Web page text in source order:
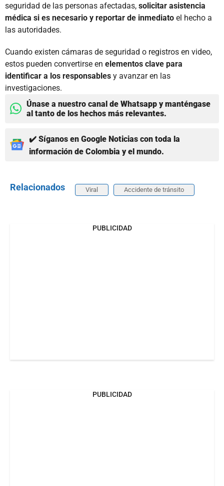
seguridad de las personas afectadas, solicitar asistencia
médica si es necesario y reportar de inmediato el hecho a
las autoridades.
Cuando existen cámaras de seguridad o registros en video,
estos pueden convertirse en elementos clave para
identificar a los responsables y avanzar en las
investigaciones.
Únase a nuestro canal de Whatsapp y manténgase
al tanto de los hechos más relevantes.
✔️ Síganos en Google Noticias con toda la
información de Colombia y el mundo.
Relacionados Viral Accidente de tránsito
PUBLICIDAD
PUBLICIDAD